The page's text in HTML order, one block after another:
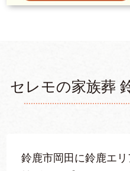
セレモの家族葬
鈴鹿市岡田に鈴鹿エ